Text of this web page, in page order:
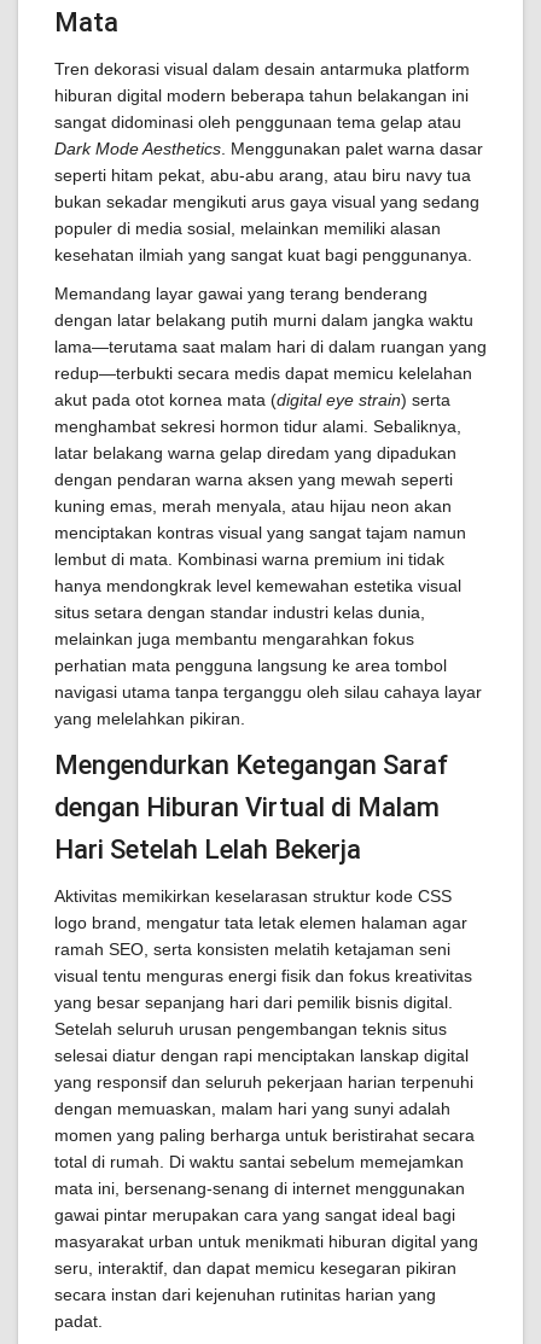
Mata
Tren dekorasi visual dalam desain antarmuka platform
hiburan digital modern beberapa tahun belakangan ini
sangat didominasi oleh penggunaan tema gelap atau
Dark Mode Aesthetics . Menggunakan palet warna dasar
seperti hitam pekat, abu-abu arang, atau biru navy tua
bukan sekadar mengikuti arus gaya visual yang sedang
populer di media sosial, melainkan memiliki alasan
kesehatan ilmiah yang sangat kuat bagi penggunanya.
Memandang layar gawai yang terang benderang
dengan latar belakang putih murni dalam jangka waktu
lama—terutama saat malam hari di dalam ruangan yang
redup—terbukti secara medis dapat memicu kelelahan
akut pada otot kornea mata (digital eye strain) serta
menghambat sekresi hormon tidur alami. Sebaliknya,
latar belakang warna gelap diredam yang dipadukan
dengan pendaran warna aksen yang mewah seperti
kuning emas, merah menyala, atau hijau neon akan
menciptakan kontras visual yang sangat tajam namun
lembut di mata. Kombinasi warna premium ini tidak
hanya mendongkrak level kemewahan estetika visual
situs setara dengan standar industri kelas dunia,
melainkan juga membantu mengarahkan fokus
perhatian mata pengguna langsung ke area tombol
navigasi utama tanpa terganggu oleh silau cahaya layar
yang melelahkan pikiran.
Mengendurkan Ketegangan Saraf
dengan Hiburan Virtual di Malam
Hari Setelah Lelah Bekerja
Aktivitas memikirkan keselarasan struktur kode CSS
logo brand, mengatur tata letak elemen halaman agar
ramah SEO, serta konsisten melatih ketajaman seni
visual tentu menguras energi fisik dan fokus kreativitas
yang besar sepanjang hari dari pemilik bisnis digital.
Setelah seluruh urusan pengembangan teknis situs
selesai diatur dengan rapi menciptakan lanskap digital
yang responsif dan seluruh pekerjaan harian terpenuhi
dengan memuaskan, malam hari yang sunyi adalah
momen yang paling berharga untuk beristirahat secara
total di rumah. Di waktu santai sebelum memejamkan
mata ini, bersenang-senang di internet menggunakan
gawai pintar merupakan cara yang sangat ideal bagi
masyarakat urban untuk menikmati hiburan digital yang
seru, interaktif, dan dapat memicu kesegaran pikiran
secara instan dari kejenuhan rutinitas harian yang
padat.